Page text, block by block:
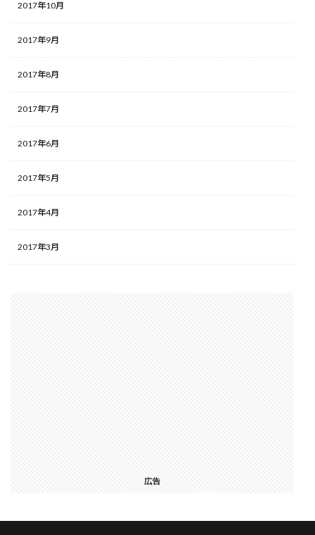
2017年10月
2017年9月
2017年8月
2017年7月
2017年6月
2017年5月
2017年4月
2017年3月
広告